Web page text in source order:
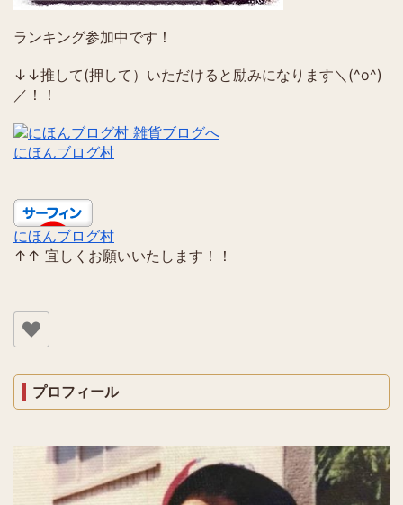
ランキング参加中です！
↓↓推して(押して）いただけると励みになります＼(^o^)
／！！
にほんブログ村
にほんブログ村
↑↑ 宜しくお願いいたします！！
プロフィール